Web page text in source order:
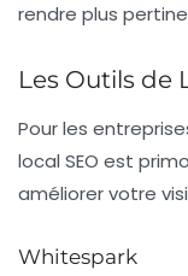
rendre plus
Les Outils de
Pour les
local SEO est
améliorer votre
Whitespark